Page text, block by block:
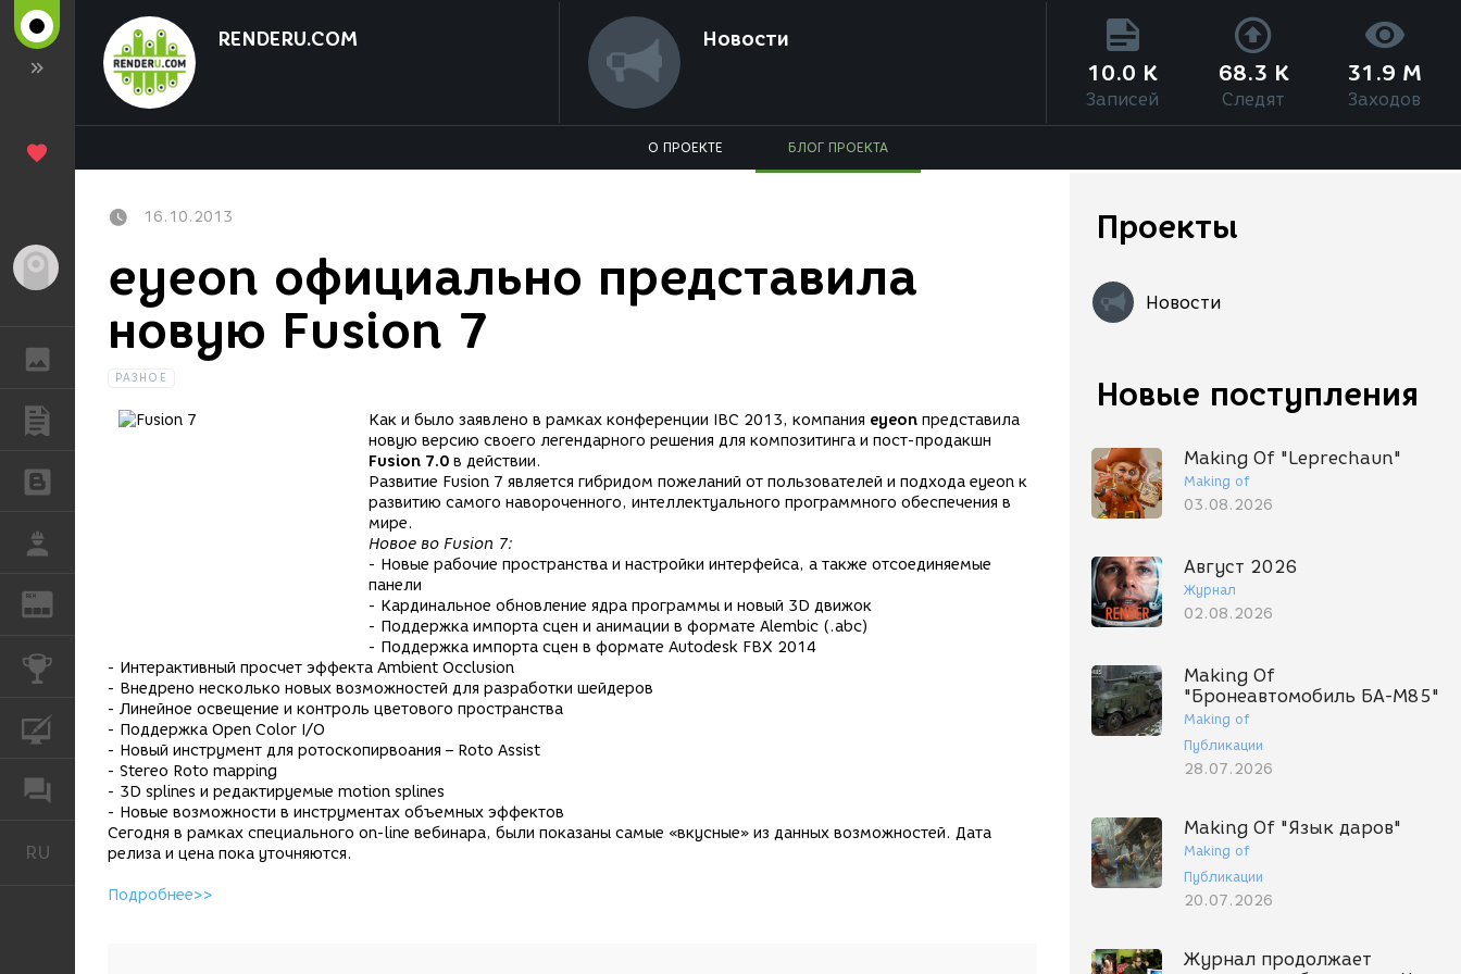
Гость
ПУБЛИКАЦИИ
REN
КОНКУРСЫ
КУРСЫ
ФОРУМ
RU Русский
RENDERU.COM Новости
10.0 K
Записей
68.3 K
Следят
31.9 M
Заходов
О ПРОЕКТЕ БЛОГ ПРОЕКТА
Проекты
Новости
Новые поступления
Making Of "Leprechaun"
Making of
03.08.2026
Август 2026
Журнал
02.08.2026
Making Of
"Бронеавтомобиль БА-М85"
Making of
Публикации
28.07.2026
Making Of "Язык даров"
Making of
Публикации
20.07.2026
Журнал продолжает
16.10.2013
eyeon официально представила
новую Fusion 7
РАЗНОЕ
Как и было заявлено в рамках конференции IBC 2013, компания eyeon представила
новую версию своего легендарного решения для композитинга и пост-продакшн
Fusion 7.0 в действии.
Развитие Fusion 7 является гибридом пожеланий от пользователей и подхода eyeon к
развитию самого навороченного, интеллектуального программного обеспечения в
мире.
Новое во Fusion 7:
- Новые рабочие пространства и настройки интерфейса, а также отсоединяемые
панели
- Кардинальное обновление ядра программы и новый 3D движок
- Поддержка импорта сцен и анимации в формате Alembic (.abc)
- Поддержка импорта сцен в формате Autodesk FBX 2014
- Интерактивный просчет эффекта Ambient Occlusion
- Внедрено несколько новых возможностей для разработки шейдеров
- Линейное освещение и контроль цветового пространства
- Поддержка Open Color I/O
- Новый инструмент для ротоскопирвоания – Roto Assist
- Stereo Roto mapping
- 3D splines и редактируемые motion splines
- Новые возможности в инструментах объемных эффектов
Сегодня в рамках специального on-line вебинара, были показаны самые «вкусные» из данных возможностей. Дата
релиза и цена пока уточняются.
Подробнее>>